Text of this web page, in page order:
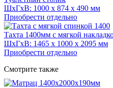
ШхГхВ: 1000 x 874 x 490 мм
Приобрести отдельно
Тахта 1400мм с мягкой
ШхГхВ: 1465 x 1000 x 2095 мм
Приобрести отдельно
Смотрите также